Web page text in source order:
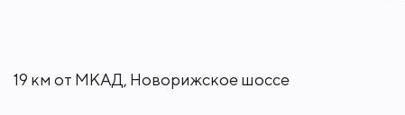
19 км от МКАД, Новорижское шоссе